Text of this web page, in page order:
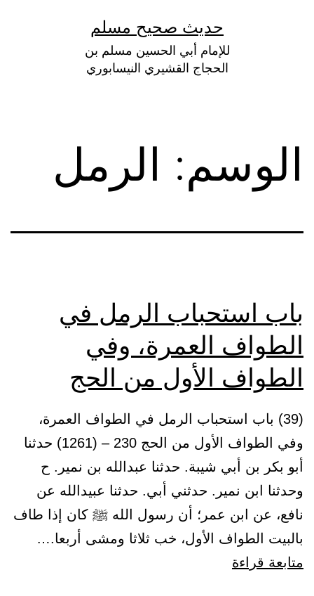
حديث صحيح مسلم
للإمام أبي الحسين مسلم بن
الحجاج القشيري النيسابوري
الوسم: الرمل
باب استحباب الرمل في
الطواف العمرة، وفي
الطواف الأول من الحج
(39) باب استحباب الرمل في الطواف العمرة،
وفي الطواف الأول من الحج 230 – (1261) حدثنا
أبو بكر بن أبي شيبة. حدثنا عبدالله بن نمير. ح
وحدثنا ابن نمير. حدثني أبي. حدثنا عبيدالله عن
نافع، عن ابن عمر؛ أن رسول الله ﷺ كان إذا طاف
بالبيت الطواف الأول، خب ثلاثا ومشى أربعا.…
متابعة قراءة